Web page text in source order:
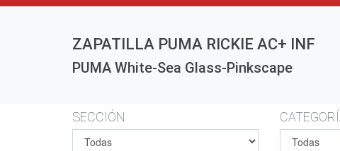
ZAPATILLA PUMA RICKIE AC+ INF
PUMA White-Sea Glass-Pinkscape
SECCIÓN